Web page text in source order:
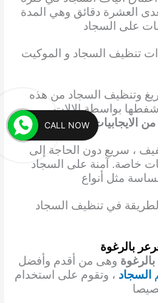
العشرة دقائق وهي المدة
على السجاد
تنظيف السجاد و الموكيت
وتنظيف السجاد من هذه
بواسطة الالات
من الايجابيات
، سريع دون الحاجة إلى
خاصة. آمنة على السجاد
مثل أنواع
في تنظيف السجاد
بالرغوة
وهى من أقدم وأفضل
السجاد ، وتقوم على استخدام
CALL NOW